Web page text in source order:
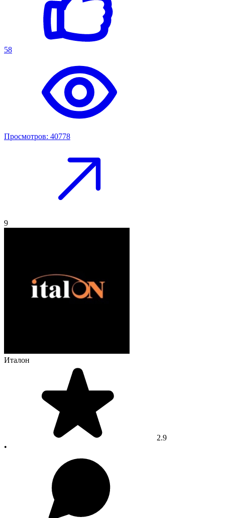
58
Просмотров: 40778
9
Италон
2.9
•